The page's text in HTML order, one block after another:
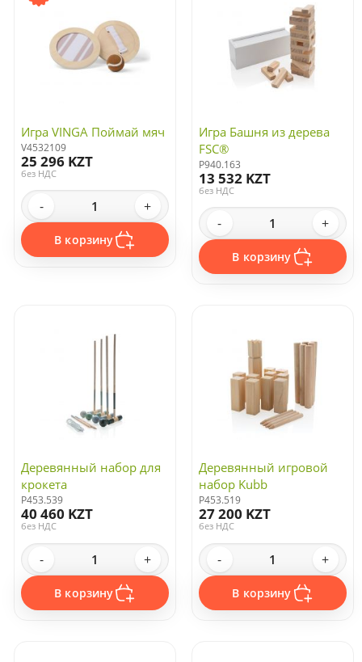
Игра VINGA Поймай мяч
V4532109
25 296 KZT
без НДС
- +
В корзину
Игра Башня из дерева
FSC®
P940.163
13 532 KZT
без НДС
- +
В корзину
Деревянный набор для
крокета
P453.539
40 460 KZT
без НДС
- +
В корзину
Деревянный игровой
набор Kubb
P453.519
27 200 KZT
без НДС
- +
В корзину